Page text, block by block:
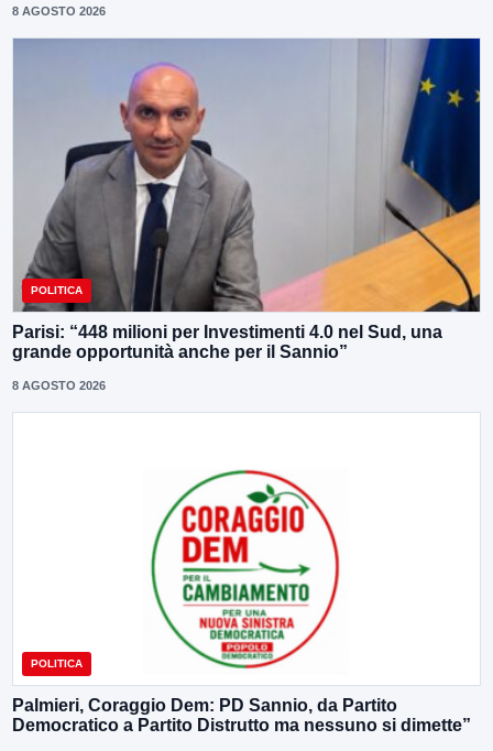
8 AGOSTO 2026
POLITICA
Parisi: “448 milioni per Investimenti 4.0 nel Sud, una
grande opportunità anche per il Sannio”
8 AGOSTO 2026
POLITICA
Palmieri, Coraggio Dem: PD Sannio, da Partito
Democratico a Partito Distrutto ma nessuno si dimette”